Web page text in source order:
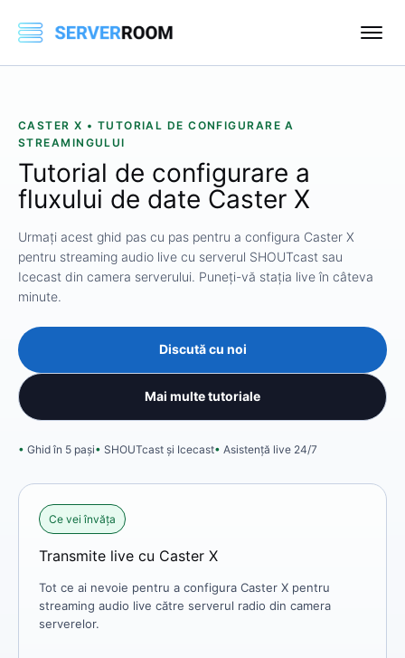
CASTER X • TUTORIAL DE CONFIGURARE A
STREAMINGULUI
Tutorial de configurare a
fluxului de date Caster X
Urmați acest ghid pas cu pas pentru a configura Caster X
pentru streaming audio live cu serverul SHOUTcast sau
Icecast din camera serverului. Puneți-vă stația live în câteva
minute.
Discută cu noi
Mai multe tutoriale
Ghid în 5 pași SHOUTcast și Icecast Asistență live 24/7
Ce vei învăța
Transmite live cu Caster X
Tot ce ai nevoie pentru a configura Caster X pentru
streaming audio live către serverul radio din camera
serverelor.